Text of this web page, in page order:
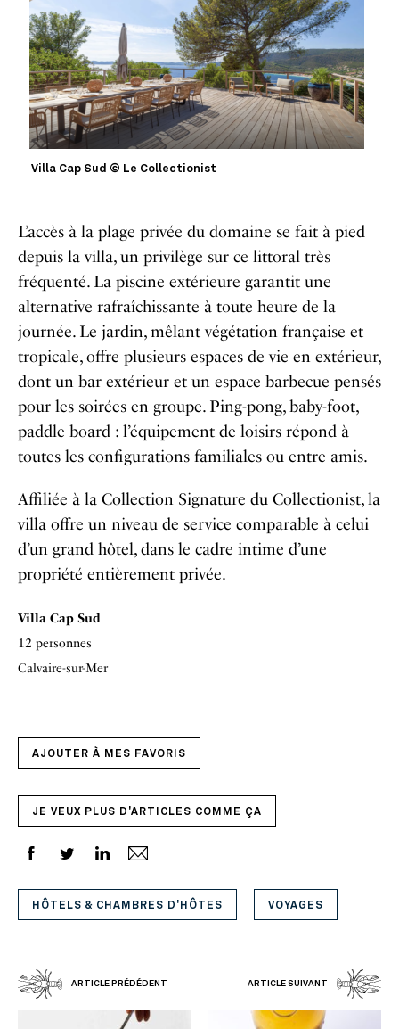
Villa Cap Sud © Le Collectionist
L’accès à la plage privée du domaine se fait à pied
depuis la villa, un privilège sur ce littoral très
fréquenté. La piscine extérieure garantit une
alternative rafraîchissante à toute heure de la
journée. Le jardin, mêlant végétation française et
tropicale, offre plusieurs espaces de vie en extérieur,
dont un bar extérieur et un espace barbecue pensés
pour les soirées en groupe. Ping-pong, baby-foot,
paddle board : l’équipement de loisirs répond à
toutes les configurations familiales ou entre amis.
Affiliée à la Collection Signature du Collectionist, la
villa offre un niveau de service comparable à celui
d’un grand hôtel, dans le cadre intime d’une
propriété entièrement privée.
Villa Cap Sud
12 personnes
Calvaire-sur-Mer
AJOUTER À MES FAVORIS
JE VEUX PLUS D'ARTICLES COMME ÇA
HÔTELS & CHAMBRES D'HÔTES VOYAGES
ARTICLE PRÉDÉDENT ARTICLE SUIVANT